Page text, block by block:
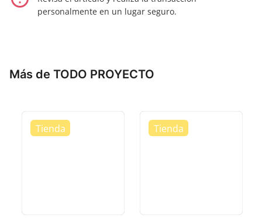
personalmente en un lugar seguro.
Más de TODO PROYECTO